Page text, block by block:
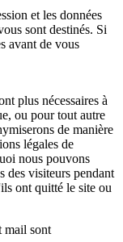
et les données
sont destinés. Si
avant de vous
plus nécessaires à
ou pour tout autre
de manière
légales de
nous pouvons
des visiteurs pendant
ont quitté le site ou
mail sont